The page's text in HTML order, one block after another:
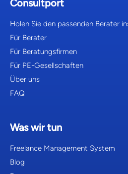
Consultport
Holen Sie den passenden Berater
Für Berater
Für Beratungsfirmen
Für PE-Gesellschaften
Über uns
FAQ
Was wir tun
Freelance Management System
Blog